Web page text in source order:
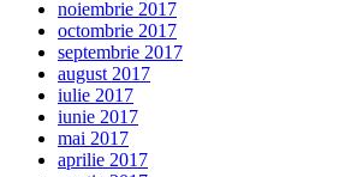
noiembrie 2017
octombrie 2017
septembrie 2017
august 2017
iulie 2017
iunie 2017
mai 2017
aprilie 2017